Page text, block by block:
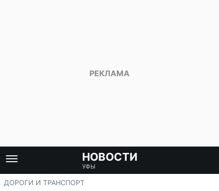
НОВОСТИ
УФЫ
ДОРОГИ И ТРАНСПОРТ